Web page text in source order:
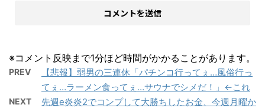
※コメント反映まで1分ほど時間がかかることがあります。
PREV
【悲報】弱男の三連休「パチンコ行ってぇ…風俗行っ
てぇ…ラーメン食ってぇ…サウナでシメだ！」←これ
NEXT
先週e炎炎2でコンプして大勝ちしたお金、今週月曜か